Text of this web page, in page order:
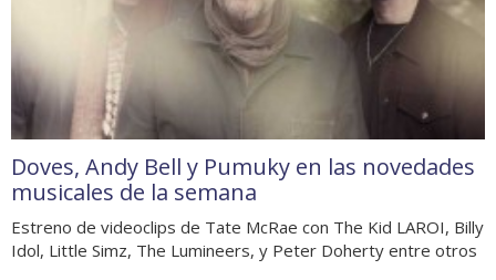
Doves, Andy Bell y Pumuky en las novedades
musicales de la semana
Estreno de videoclips de Tate McRae con The Kid LAROI, Billy
Idol, Little Simz, The Lumineers, y Peter Doherty entre otros